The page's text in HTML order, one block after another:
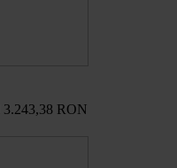
3.243,38 RON